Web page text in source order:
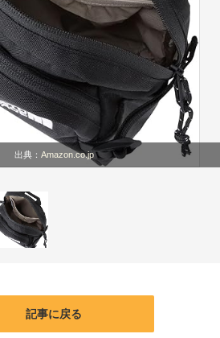
出典： Amazon.co.jp
記事に戻る